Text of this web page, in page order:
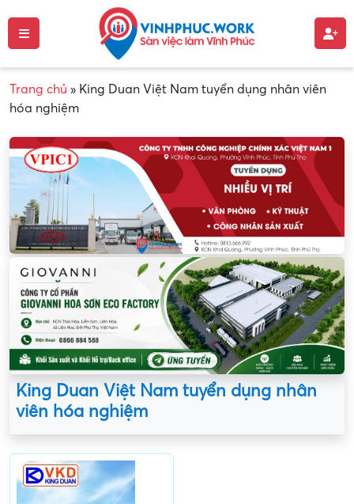
Trang chủ » King Duan Việt Nam tuyển dụng nhân viên
hóa nghiệm
King Duan Việt Nam tuyển dụng nhân
viên hóa nghiệm